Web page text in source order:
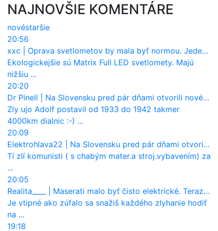
NAJNOVŠIE KOMENTÁRE
novéstaršie
20:56
xxc
Oprava svetlometov by mala byť normou. Jeden nový dnes stojí priemerne 1251 eur!
Ekologickejšie sú Matrix Full LED svetlomety. Majú
nižšiu ...
20:20
Dr Pinell
Na Slovensku pred pár dňami otvorili nové mosty, ktoré to sú?
Zly ujo Adolf postavil od 1933 do 1942 takmer
4000km dialnic :-) ...
20:09
Elektrohlava22
Na Slovensku pred pár dňami otvorili nové mosty, ktoré to sú?
Tí zlí komunisti ( s chabým mater.a stroj.vybavením) za
...
20:05
Realita____
Maserati malo byť čisto elektrické. Teraz zisťuje, že potrebuje nový osemvalcový motor
Je vtipné ako zúfalo sa snažiš každého zlyhanie hodiť
na ...
19:18